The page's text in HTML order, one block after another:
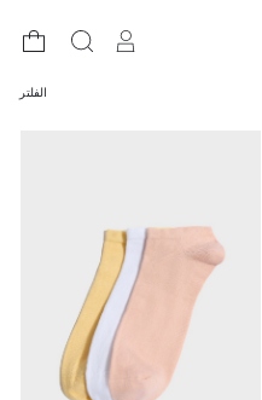
الفلتر